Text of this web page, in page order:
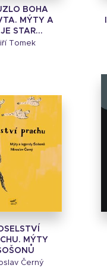
BOHA
MÝTY A
STAR...
Tomek
MÝTY
Černý